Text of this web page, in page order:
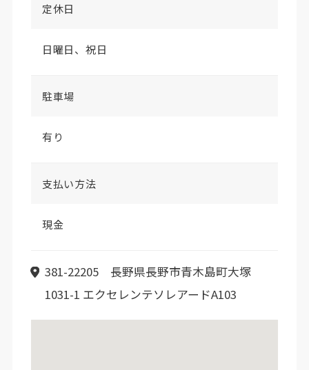
定休日
日曜日、祝日
駐車場
有り
支払い方法
現金
381-22205 長野県長野市青木島町大塚
1031-1 エクセレンテソレアードA103